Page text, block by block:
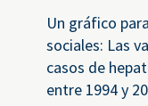
Un gráfico
sociales: Las
casos de
entre 1994 y